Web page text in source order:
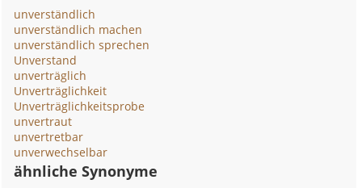
unverständlich
unverständlich machen
unverständlich sprechen
Unverstand
unverträglich
Unverträglichkeit
Unverträglichkeitsprobe
unvertraut
unvertretbar
unverwechselbar
ähnliche Synonyme